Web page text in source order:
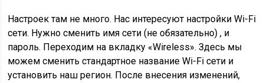
Настроек там не много. Нас интересуют настройки Wi-Fi
сети. Нужно сменить имя сети (не обязательно) , и
пароль. Переходим на вкладку «Wireless». Здесь мы
можем сменить стандартное название Wi-Fi сети и
установить наш регион. После внесения изменений,